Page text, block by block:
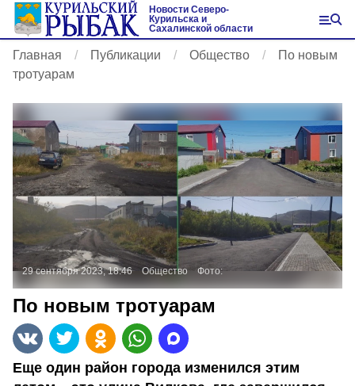
Новости Северо-
Курильска и
Сахалинской области
Главная Публикации Общество
По новым
тротуарам
29 сентября 2023, 18:46 Общество Фото:
По новым тротуарам
Еще один район города изменился этим